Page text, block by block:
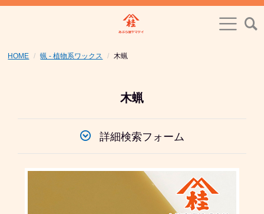
HOME 蝋 - 植物系ワックス 木蝋
木蝋
詳細検索フォーム